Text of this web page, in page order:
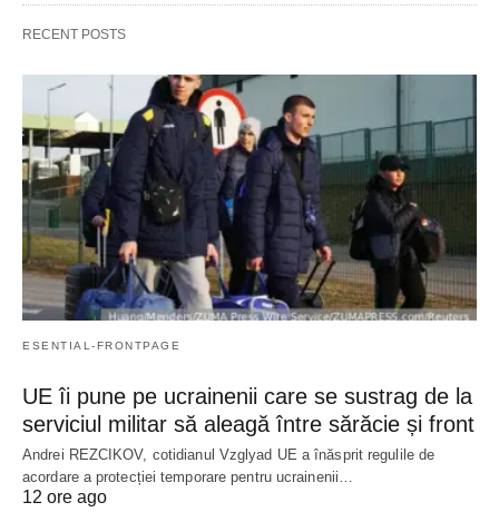
RECENT POSTS
ESENTIAL-FRONTPAGE
UE îi pune pe ucrainenii care se sustrag de la
serviciul militar să aleagă între sărăcie și front
Andrei REZCIKOV, cotidianul Vzglyad UE a înăsprit regulile de
acordare a protecției temporare pentru ucrainenii…
12 ore ago